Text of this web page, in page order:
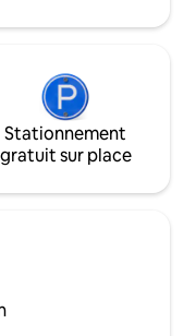
Stationnement
gratuit sur place